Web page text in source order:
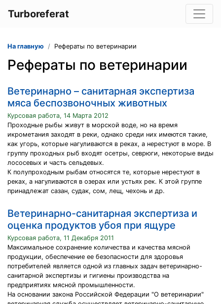
Turboreferat
На главную Рефераты по ветеринарии
Рефераты по ветеринарии
Ветеринарно – санитарная экспертиза
мяса беспозвоночных животных
Курсовая работа, 14 Марта 2012
Проходные рыбы живут в морской воде, но на время
икрометания заходят в реки, однако среди них имеются такие,
как угорь, которые нагуливаются в реках, а нерестуют в море. В
группу проходных рыб входят осетры, севрюги, некоторые виды
лососевых и часть сельдевых.
К полупроходным рыбам относятся те, которые нерестуют в
реках, а нагуливаются в озерах или устьях рек. К этой группе
принадлежат сазан, судак, сом, лещ, чехонь и др.
Ветеринарно-санитарная экспертиза и
оценка продуктов убоя при ящуре
Курсовая работа, 11 Декабря 2011
Максимальное сохранение количества и качества мясной
продукции, обеспечение ее безопасности для здоровья
потребителей является одной из главных задач ветеринарно-
санитарной экспертизы и гигиены производства на
предприятиях мясной промышленности.
На основании закона Российской Федерации "О ветеринарии"